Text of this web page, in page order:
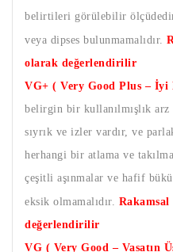
belirtileri görülebilir
veya dipses bulunmamalıdır.
olarak değerlendirilir
VG+ ( Very Good Plus – İyi
belirgin bir kullanılmışlık
sıyrık ve izler vardır, ve
herhangi bir atlama ve
çeşitli aşınmalar ve hafif
eksik olmamalıdır. Rakamsal
değerlendirilir
VG ( Very Good – Vasatın